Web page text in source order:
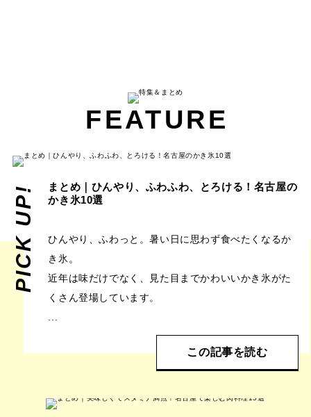
FEATURE
PICK UP!
まとめ｜ひんやり、ふわふわ、とろける！名古屋の
かき氷10選
ひんやり、ふわっと。暑い日に思わず食べたくなるか
き氷。
近年は味だけでなく、見た目までかわいいかき氷がた
くさん登場しています。
この記事を読む